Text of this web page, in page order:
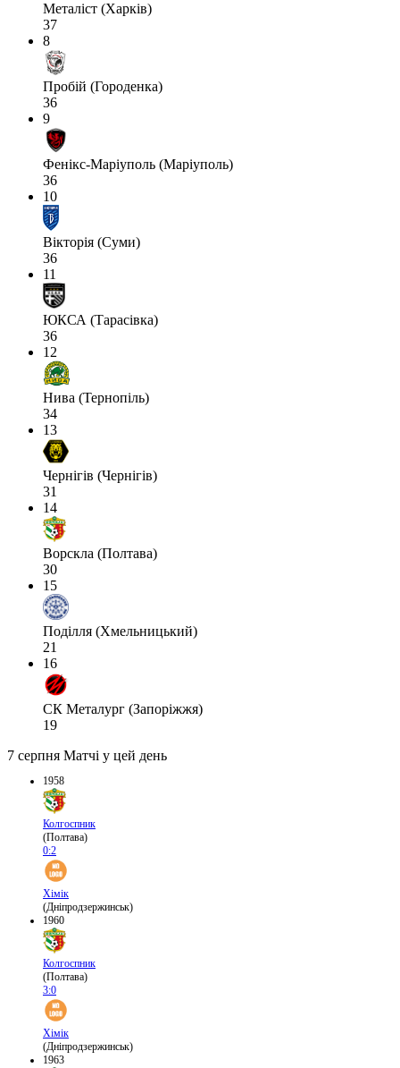
Металіст (Харків)
37
8
Пробій (Городенка)
36
9
Фенікс-Маріуполь (Маріуполь)
36
10
Вікторія (Суми)
36
11
ЮКСА (Тарасівка)
36
12
Нива (Тернопіль)
34
13
Чернігів (Чернігів)
31
14
Ворскла (Полтава)
30
15
Поділля (Хмельницький)
21
16
СК Металург (Запоріжжя)
19
7 серпня Матчі у цей день
1958
Колгоспник
(Полтава)
0:2
Хімік
(Дніпродзержинськ)
1960
Колгоспник
(Полтава)
3:0
Хімік
(Дніпродзержинськ)
1963